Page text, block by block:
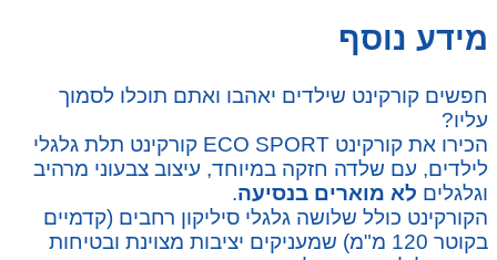
מידע נוסף
חפשים קורקינט שילדים יאהבו ואתם תוכלו לסמוך
עליו?
הכירו את קורקינט ECO SPORT קורקינט תלת גלגלי
לילדים, עם שלדה חזקה במיוחד, עיצוב צבעוני מרהיב
וגלגלים לא מוארים בנסיעה.
הקורקינט כולל שלושה גלגלי סיליקון רחבים (קדמיים
בקוטר 120 מ"מ) שמעניקים יציבות מצוינת ובטיחות